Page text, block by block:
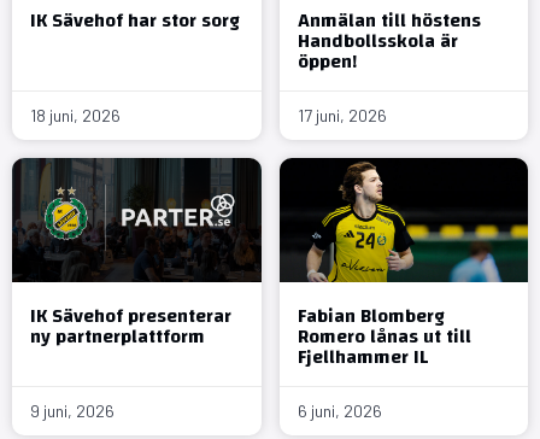
IK Sävehof har stor sorg
18 juni, 2026
Anmälan till höstens
Handbollsskola är
öppen!
17 juni, 2026
IK Sävehof presenterar
ny partnerplattform
9 juni, 2026
Fabian Blomberg
Romero lånas ut till
Fjellhammer IL
6 juni, 2026